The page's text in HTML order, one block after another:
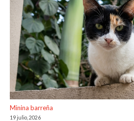
Minina barreña
19 julio, 2026